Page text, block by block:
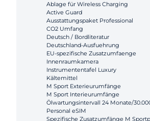
Ablage für Wireless Charging
Active Guard
Ausstattungspaket Professional
CO2 Umfang
Deutsch / Bordliteratur
Deutschland-Ausfuehrung
EU-spezifische Zusatzumfaenge
Innenraumkamera
Instrumententafel Luxury
Kältemittel
M Sport Exterieurumfänge
M Sport Interieurumfänge
Ölwartungsintervall 24 Monate/
Personal eSIM
Spezifische Zusatzumfänge M